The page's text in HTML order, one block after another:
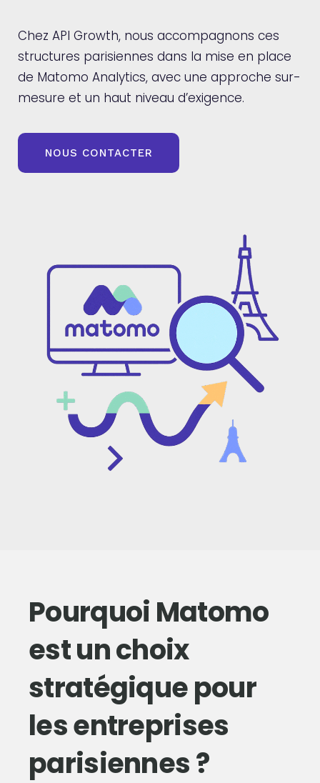
Chez API Growth, nous accompagnons ces
structures parisiennes dans la mise en place
de Matomo Analytics, avec une approche sur-
mesure et un haut niveau d’exigence.
NOUS CONTACTER
Pourquoi Matomo
est un choix
stratégique pour
les entreprises
parisiennes ?